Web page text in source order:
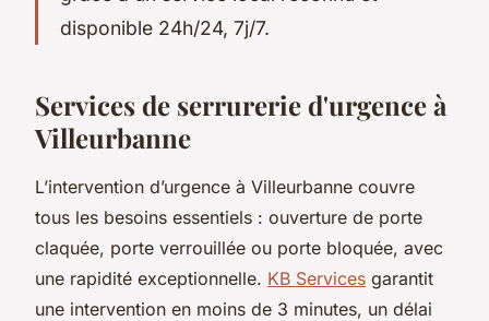
disponible 24h/24, 7j/7.
Services de serrurerie d'urgence à
Villeurbanne
L’intervention d’urgence à Villeurbanne couvre
tous les besoins essentiels : ouverture de porte
claquée, porte verrouillée ou porte bloquée, avec
une rapidité exceptionnelle. KB Services garantit
une intervention en moins de 3 minutes, un délai